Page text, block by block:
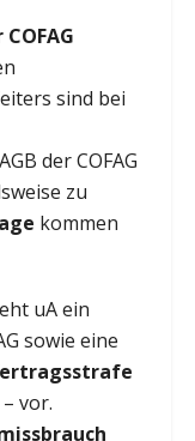
sind bei
der COFAG
zu
kommen
uA ein
sowie eine
vor.